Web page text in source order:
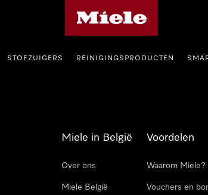
STOFZUIGERS REINIGINGSPRODUCTEN
Miele in België
Over ons
Miele België
Voordelen
Waarom Miele?
Vouchers en